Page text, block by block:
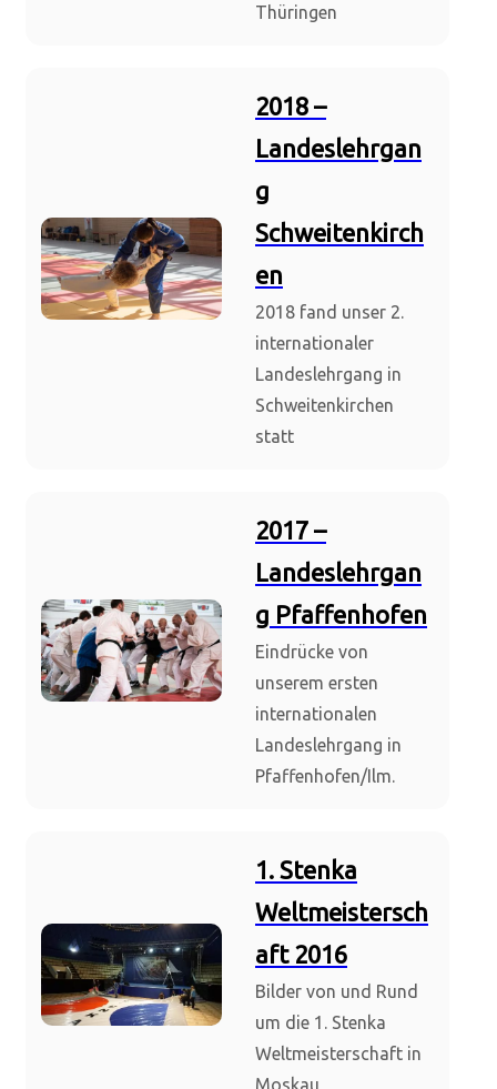
Thüringen
2018 –
Landeslehrgan
g
Schweitenkirch
en
2018 fand unser 2.
internationaler
Landeslehrgang in
Schweitenkirchen
statt
2017 –
Landeslehrgan
g Pfaffenhofen
Eindrücke von
unserem ersten
internationalen
Landeslehrgang in
Pfaffenhofen/Ilm.
1. Stenka
Weltmeistersch
aft 2016
Bilder von und Rund
um die 1. Stenka
Weltmeisterschaft in
Moskau